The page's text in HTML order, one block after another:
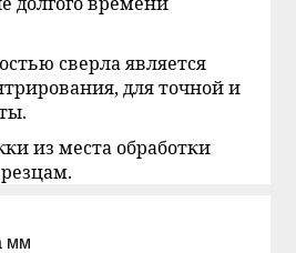
сверла является
для точной и
из места обработки
мм